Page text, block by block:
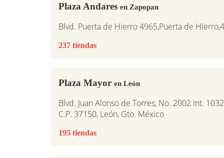
Plaza Andares en Zapopan
Blvd. Puerta de Hierro 4965,Puerta de
237 tiendas
Plaza Mayor en León
Blvd. Juan Alonso de Torres, No. 2002 Int.
C.P. 37150, León, Gto. México
195 tiendas